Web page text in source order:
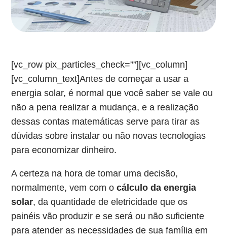
[vc_row pix_particles_check=””][vc_column]
[vc_column_text]Antes de começar a usar a
energia solar, é normal que você saber se vale ou
não a pena realizar a mudança, e a realização
dessas contas matemáticas serve para tirar as
dúvidas sobre instalar ou não novas tecnologias
para economizar dinheiro.
A certeza na hora de tomar uma decisão,
normalmente, vem com ocálculo da energia
solar, da quantidade de eletricidade que os
painéis vão produzir e se será ou não suficiente
para atender as necessidades de sua família em